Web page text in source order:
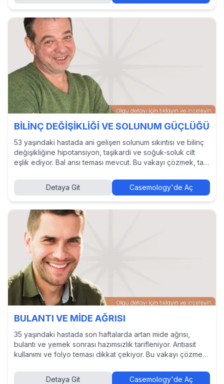
BİLİNÇ DEĞİŞİKLİĞİ VE SOLUNUM GÜÇLÜĞÜ
53 yaşındaki hastada ani gelişen solunum sıkıntısı ve bilinç
değişikliğine hipotansiyon, taşikardi ve soğuk-soluk cilt
eşlik ediyor. Bal arısı teması mevcut. Bu vakayı çözmek, tanı
kararlarını görmek için Casemology’de vakayı keşfedin.
Detaya Git Casemology'de Aç
BULANTI VE MİDE AĞRISI
35 yaşındaki hastada son haftalarda artan mide ağrısı,
bulantı ve yemek sonrası hazımsızlık tarifleniyor. Antiasit
kullanımı ve folyo teması dikkat çekiyor. Bu vakayı çözmek,
kararlarını görmek için Casemology’de vakayı keşfedin.
Detaya Git Casemology'de Aç